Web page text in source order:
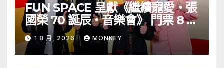
FUN SPACE 呈獻《繼續寵愛・張
國榮 70 誕辰・音樂會》 門票 8 月
1 日至 10 日於「健康．旦」優先訂
購
1 8 月, 2026 MONKEY